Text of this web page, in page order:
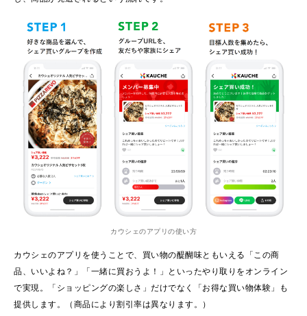
カウシェのアプリの使い方
カウシェのアプリを使うことで、買い物の醍醐味ともいえる「この商
品、いいよね？」「一緒に買おうよ！」といったやり取りをオンライン
で実現。「ショッピングの楽しさ」だけでなく「お得な買い物体験」も
提供します。（商品により割引率は異なります。）